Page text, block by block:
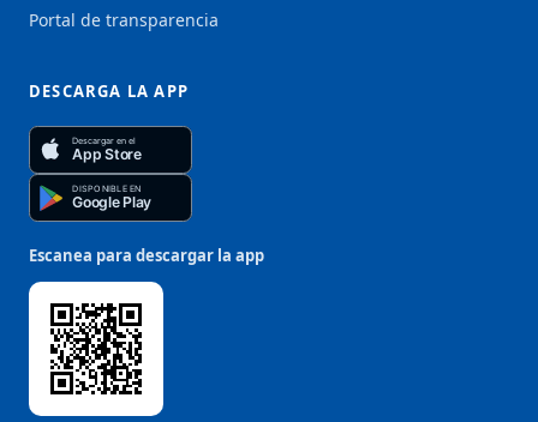
Portal de transparencia
DESCARGA LA APP
Descargar en el
App Store
DISPONIBLE EN
Google Play
Escanea para descargar la app